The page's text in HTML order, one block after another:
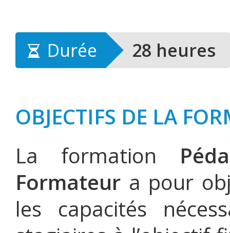
Durée 28 heures
OBJECTIFS DE LA
La formation
Formateur a pour
les capacités